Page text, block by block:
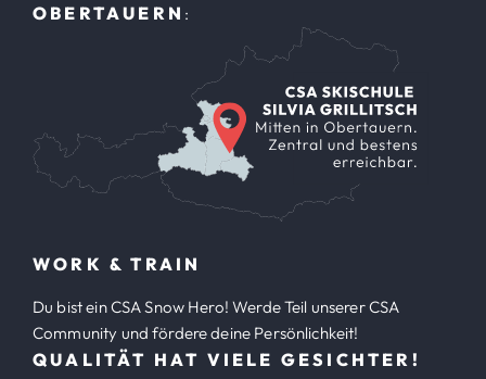
OBERTAUERN :
WORK & TRAIN
Du bist ein CSA Snow Hero! Werde Teil unserer CSA
Community und fördere deine Persönlichkeit!
QUALITÄT HAT VIELE GESICHTER!